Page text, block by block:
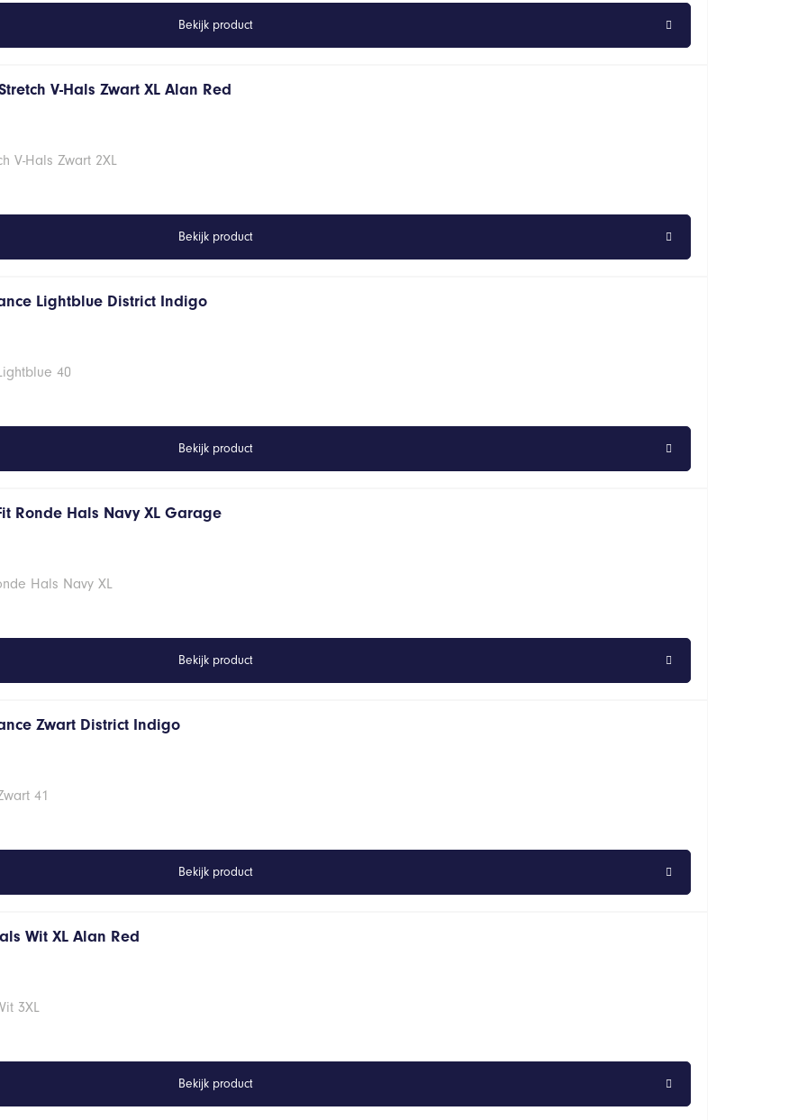
Bekijk product
V-Hals Zwart XL Alan Red
V-Hals Zwart 2XL
Bekijk product
Lightblue District Indigo
40
Bekijk product
Ronde Hals Navy XL Garage
Hals Navy XL
Bekijk product
Zwart District Indigo
41
Bekijk product
Wit XL Alan Red
3XL
Bekijk product